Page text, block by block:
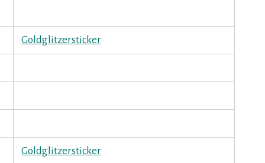
Goldglitzersticker
Goldglitzersticker